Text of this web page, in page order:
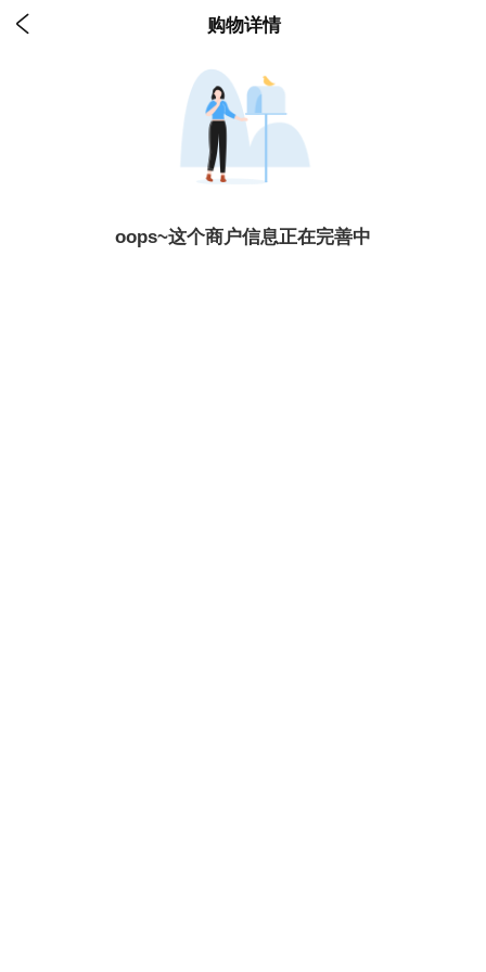
 购物详情
oops~这个商户信息正在完善中